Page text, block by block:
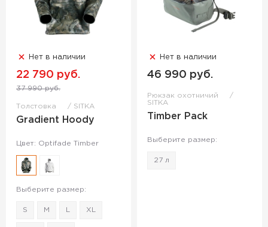
Нет в наличии
22 790 руб.
37 990 руб.
Толстовка SITKA
Gradient Hoody
Цвет: Optifade Timber
Выберите размер:
S M XL
Нет в наличии
46 990 руб.
Рюкзак охотничий
SITKA
Timber Pack
Выберите размер:
27 л